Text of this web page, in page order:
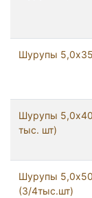
Шурупы
Шурупы
тыс. шт)
Шурупы
(3/4тыс.шт)